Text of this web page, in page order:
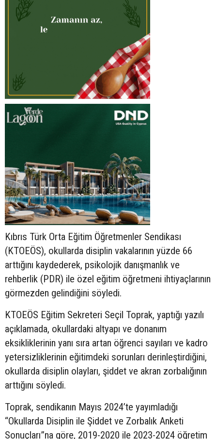
Kıbrıs Türk Orta Eğitim Öğretmenler Sendikası
(KTOEÖS), okullarda disiplin vakalarının yüzde 66
arttığını kaydederek, psikolojik danışmanlık ve
rehberlik (PDR) ile özel eğitim öğretmeni ihtiyaçlarının
görmezden gelindiğini söyledi.
KTOEÖS Eğitim Sekreteri Seçil Toprak, yaptığı yazılı
açıklamada, okullardaki altyapı ve donanım
eksikliklerinin yanı sıra artan öğrenci sayıları ve kadro
yetersizliklerinin eğitimdeki sorunları derinleştirdiğini,
okullarda disiplin olayları, şiddet ve akran zorbalığının
arttığını söyledi.
Toprak, sendikanın Mayıs 2024’te yayımladığı
“Okullarda Disiplin ile Şiddet ve Zorbalık Anketi
Sonuçları”na göre, 2019-2020 ile 2023-2024 öğretim